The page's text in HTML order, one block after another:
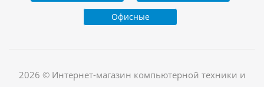
Офисные
2026 © Интернет-магазин компьютерной техники и